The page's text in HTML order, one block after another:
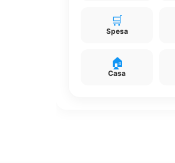
🛒
Spesa
🏠
Casa